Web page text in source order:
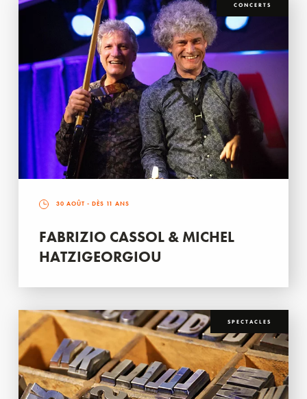
CONCERTS
30 AOÛT - DÈS 11 ANS
FABRIZIO CASSOL & MICHEL
HATZIGEORGIOU
SPECTACLES